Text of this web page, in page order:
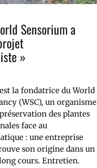
Sensorium a
»
la fondatrice du World
(WSC), un organisme
des plantes
face au
: une entreprise
son origine dans un
cours. Entretien.